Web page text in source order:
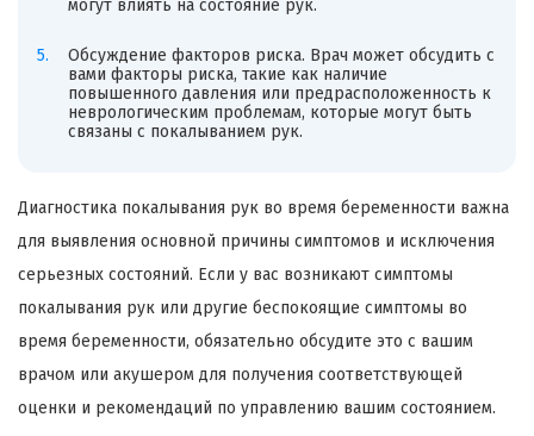
могут влиять на состояние рук.
Обсуждение факторов риска. Врач может обсудить с
вами факторы риска, такие как наличие
повышенного давления или предрасположенность к
неврологическим проблемам, которые могут быть
связаны с покалыванием рук.
Диагностика покалывания рук во время беременности важна
для выявления основной причины симптомов и исключения
серьезных состояний. Если у вас возникают симптомы
покалывания рук или другие беспокоящие симптомы во
время беременности, обязательно обсудите это с вашим
врачом или акушером для получения соответствующей
оценки и рекомендаций по управлению вашим состоянием.